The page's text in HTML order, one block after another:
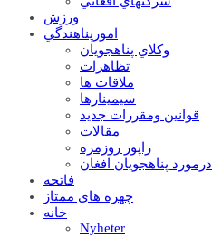
ورزش
امورپناهندگي
وکلاي پناهجويان
تظاهرات
ملاقات ها
سيمينارها
قوانين ومقررات جديد
مقالات
راپور روزمره
درمورد پناهجويان افغان
فاتحه
چهره های ممتاز
خانه
Nyheter